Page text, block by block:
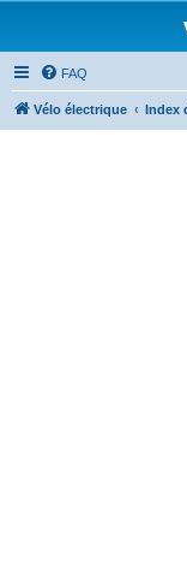
FAQ
Vélo électrique Index